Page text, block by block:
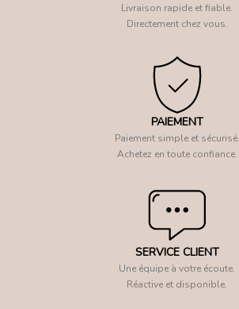
Livraison rapide et fiable.
Directement chez vous.
PAIEMENT
Paiement simple et sécurisé.
Achetez en toute confiance.
SERVICE CLIENT
Une équipe à votre écoute.
Réactive et disponible.